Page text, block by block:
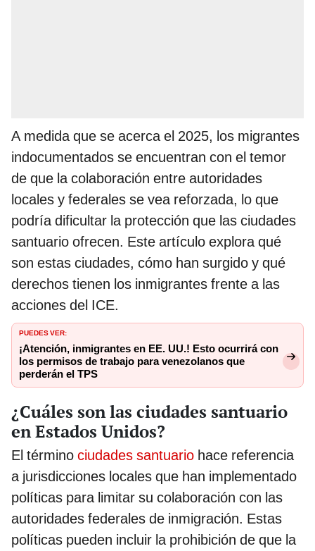
A medida que se acerca el 2025, los migrantes
indocumentados se encuentran con el temor
de que la colaboración entre autoridades
locales y federales se vea reforzada, lo que
podría dificultar la protección que las ciudades
santuario ofrecen. Este artículo explora qué
son estas ciudades, cómo han surgido y qué
derechos tienen los inmigrantes frente a las
acciones del ICE.
PUEDES VER:
¡Atención, inmigrantes en EE. UU.! Esto ocurrirá con
los permisos de trabajo para venezolanos que
perderán el TPS
¿Cuáles son las ciudades santuario
en Estados Unidos?
El término ciudades santuario hace referencia
a jurisdicciones locales que han implementado
políticas para limitar su colaboración con las
autoridades federales de inmigración. Estas
políticas pueden incluir la prohibición de que la